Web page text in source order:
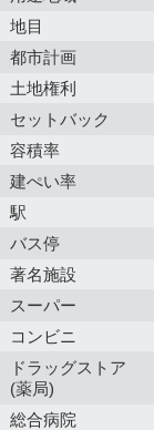
地目
都市計画
土地権利
セットバック
容積率
建ぺい率
駅
バス停
著名施設
スーパー
コンビニ
ドラッグストア
(薬局)
総合病院